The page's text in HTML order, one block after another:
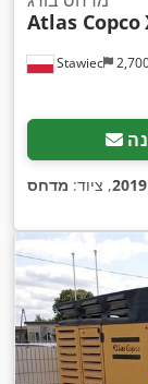
Stawiec
Atlas Copco
2019, ציוד: מדחס